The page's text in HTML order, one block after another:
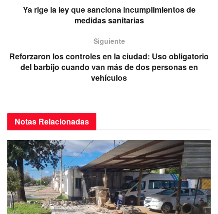
b
k
A
p
a
m
Ya rige la ley que sanciona incumplimientos de
medidas sanitarias
Siguiente
Reforzaron los controles en la ciudad: Uso obligatorio
del barbijo cuando van más de dos personas en
vehículos
Notas Relacionadas